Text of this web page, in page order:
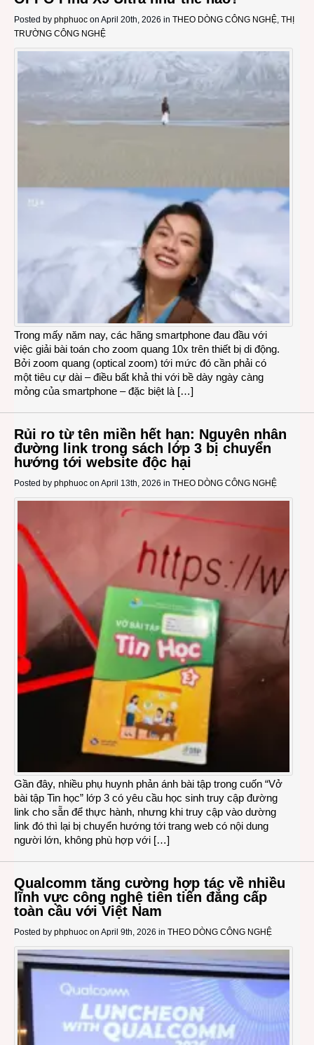
Posted by phphuoc on April 20th, 2026 in THEO DÒNG CÔNG NGHỆ, THỊ
TRƯỜNG CÔNG NGHỆ
Trong mấy năm nay, các hãng smartphone đau đầu với
việc giải bài toán cho zoom quang 10x trên thiết bị di động.
Bởi zoom quang (optical zoom) tới mức đó cần phải có
một tiêu cự dài – điều bất khả thi với bề dày ngày càng
mỏng của smartphone – đặc biệt là […]
Rủi ro từ tên miền hết hạn: Nguyên nhân
đường link trong sách lớp 3 bị chuyển
hướng tới website độc hại
Posted by phphuoc on April 13th, 2026 in THEO DÒNG CÔNG NGHỆ
Gần đây, nhiều phụ huynh phản ánh bài tập trong cuốn “Vở
bài tập Tin học” lớp 3 có yêu cầu học sinh truy cập đường
link cho sẵn để thực hành, nhưng khi truy cập vào dường
link đó thì lại bị chuyển hướng tới trang web có nội dung
người lớn, không phù hợp với […]
Qualcomm tăng cường hợp tác về nhiều
lĩnh vực công nghệ tiên tiến đẳng cấp
toàn cầu với Việt Nam
Posted by phphuoc on April 9th, 2026 in THEO DÒNG CÔNG NGHỆ